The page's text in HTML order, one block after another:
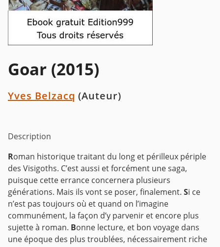
Goar (2015)
Yves Belzacq (Auteur)
Description
Roman historique traitant du long et périlleux périple
des Visigoths. C’est aussi et forcément une saga,
puisque cette errance concernera plusieurs
générations. Mais ils vont se poser, finalement. Si ce
n’est pas toujours où et quand on l’imagine
communément, la façon d’y parvenir et encore plus
sujette à roman. Bonne lecture, et bon voyage dans
une époque des plus troublées, nécessairement riche